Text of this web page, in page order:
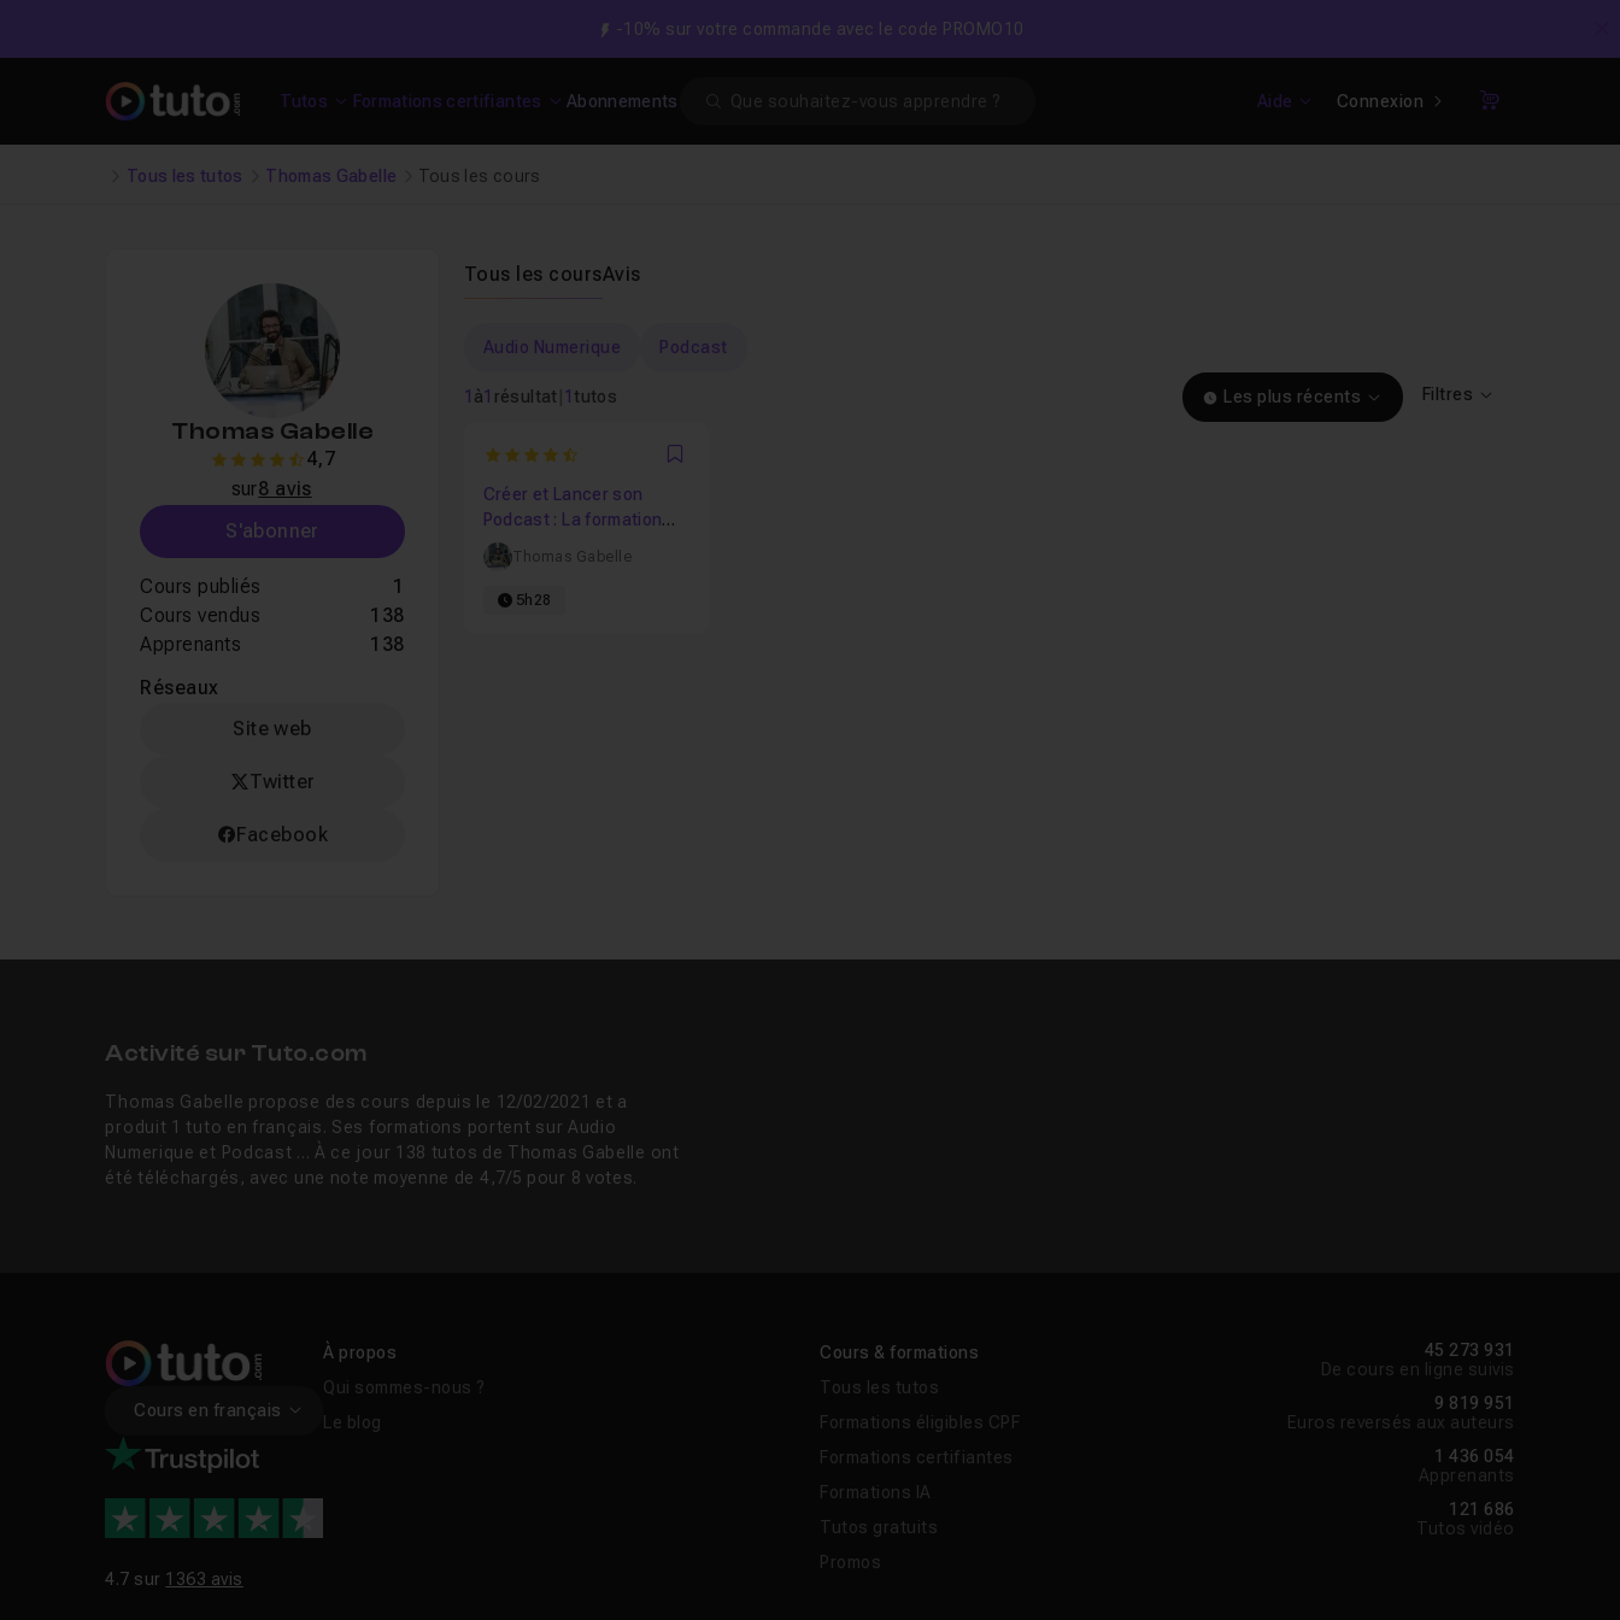
-10% sur votre commande avec le code PROMO10
Tutos Formations certifiantes Abonnements Aide Connexion
Panier
Tous les tutos Thomas Gabelle Tous les cours
Thomas Gabelle
4.7
4,7
sur8 avis
S'abonner
Cours publiés
1
Cours vendus
138
Apprenants
138
Réseaux
Site web
Twitter
Facebook
Tous les coursAvis
Audio Numerique Podcast
1 à1 résultat 1 tutos Les plus récents Filtres
4.625 Favori
Créer et Lancer son
Podcast : La formation
complète
Thomas Gabelle
5h28
Activité sur Tuto.com
Thomas Gabelle propose des cours depuis le 12/02/2021 et a
produit 1 tuto en français. Ses formations portent sur Audio
Numerique et Podcast ... À ce jour 138 tutos de Thomas Gabelle ont
été téléchargés, avec une note moyenne de 4,7/5 pour 8 votes.
Cours en français
4.7 sur 1363 avis
À propos
Qui sommes-nous ?
Le blog
Cours & formations
Tous les tutos
Formations éligibles CPF
Formations certifiantes
Formations IA
Tutos gratuits
Promos
45 273 931
De cours en ligne suivis
9 819 951
Euros reversés aux auteurs
1 436 054
Apprenants
121 686
Tutos vidéo